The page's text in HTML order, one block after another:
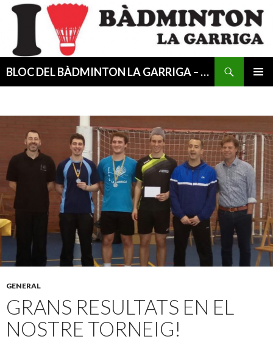
BLOC DEL BÀDMINTON LA GARRIGA – CESIB
GENERAL
GRANS RESULTATS EN EL
NOSTRE TORNEIG!